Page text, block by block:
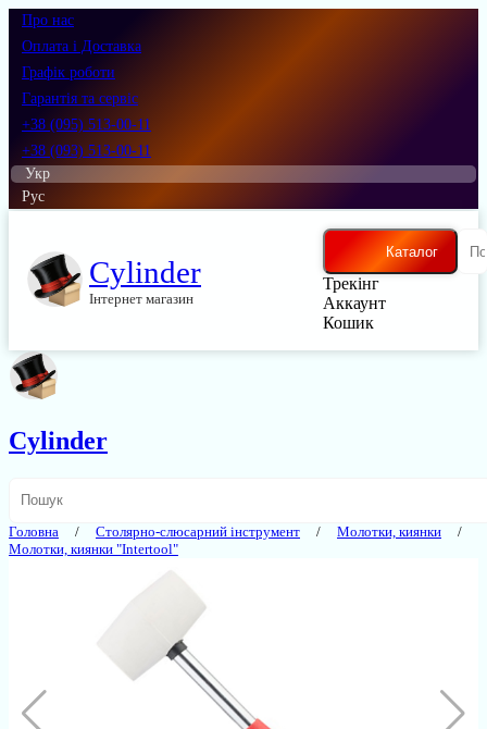
Про нас
Оплата і Доставка
Графік роботи
Гарантія та сервіс
+38 (095) 513-00-11
+38 (093) 513-00-11
Укр
Рус
Cylinder
Інтернет магазин
Каталог
Трекінг
Аккаунт
Кошик
Cylinder
Головна Столярно-слюсарний інструмент
Молотки, киянки
Молотки, киянки "Intertool"